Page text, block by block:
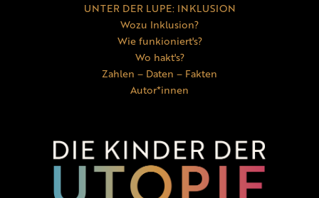
UNTER DER LUPE: INKLUSION
Wozu Inklusion?
Wie funkioniert's?
Wo hakt's?
Zahlen – Daten – Fakten
Autor*innen